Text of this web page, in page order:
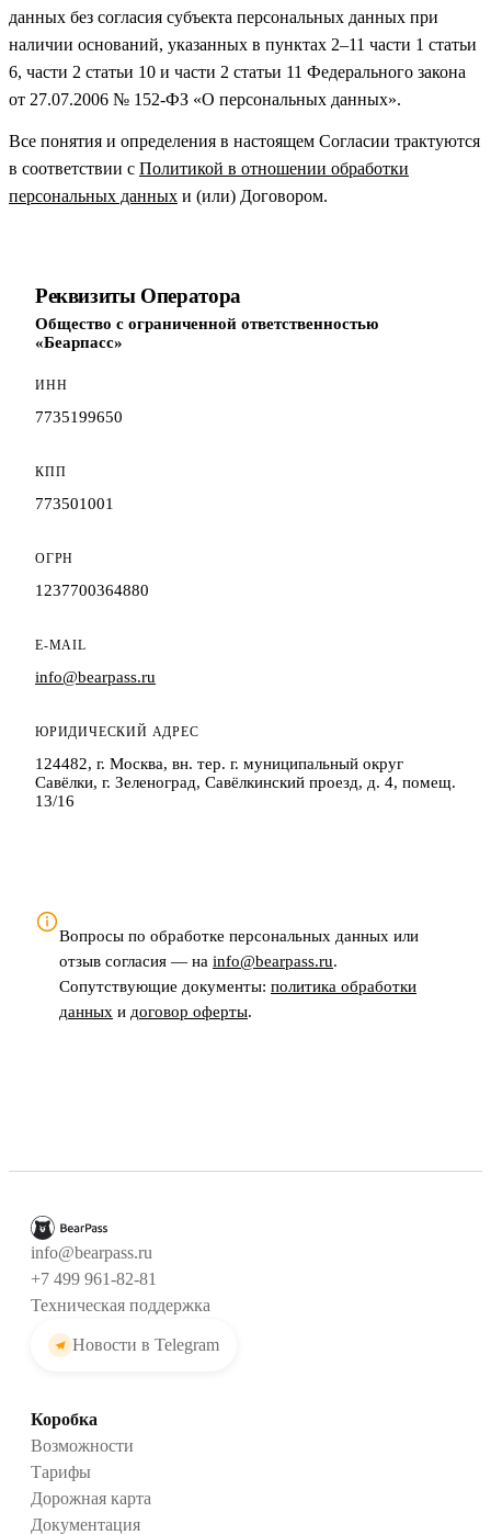
данных без согласия субъекта персональных данных при
наличии оснований, указанных в пунктах 2–11 части 1 статьи
6, части 2 статьи 10 и части 2 статьи 11 Федерального закона
от 27.07.2006 № 152-ФЗ «О персональных данных».
Все понятия и определения в настоящем Согласии трактуются
в соответствии с Политикой в отношении обработки
персональных данных и (или) Договором.
Реквизиты Оператора
Общество с ограниченной ответственностью
«Беарпасс»
ИНН
7735199650
КПП
773501001
ОГРН
1237700364880
E-MAIL
info@bearpass.ru
ЮРИДИЧЕСКИЙ АДРЕС
124482, г. Москва, вн. тер. г. муниципальный округ
Савёлки, г. Зеленоград, Савёлкинский проезд, д. 4, помещ.
13/16
Вопросы по обработке персональных данных или
отзыв согласия — на info@bearpass.ru.
Сопутствующие документы: политика обработки
данных и договор оферты.
info@bearpass.ru
+7 499 961-82-81
Техническая поддержка
Новости в Telegram
Коробка
Возможности
Тарифы
Дорожная карта
Документация